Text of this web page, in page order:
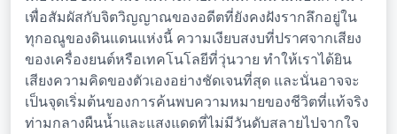
เพื่อสัมผัสกับจิตวิญญาณของอดีตที่ยังคงฝังรากลึกอยู่ใน
ทุกอณูของดินแดนแห่งนี้ ความเงียบสงบที่ปราศจากเสียง
ของเครื่องยนต์หรือเทคโนโลยีที่วุ่นวาย ทำให้เราได้ยิน
เสียงความคิดของตัวเองอย่างชัดเจนที่สุด และนั่นอาจจะ
เป็นจุดเริ่มต้นของการค้นพบความหมายของชีวิตที่แท้จริง
ท่ามกลางผืนน้ำและแสงแดดที่ไม่มีวันดับสลายไปจากใจ